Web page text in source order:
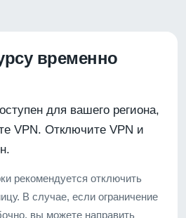
временно
для вашего региона,
VPN. Отключите VPN и
рекомендуется отключить
В случае, если ограничение
вы можете направить